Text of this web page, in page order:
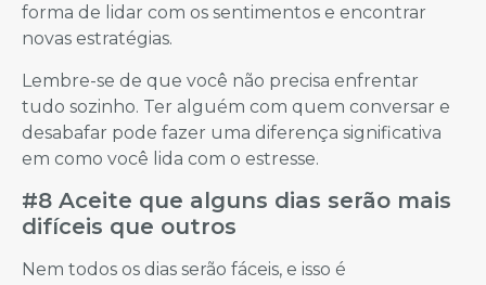
forma de lidar com os sentimentos e encontrar
novas estratégias.
Lembre-se de que você não precisa enfrentar
tudo sozinho. Ter alguém com quem conversar e
desabafar pode fazer uma diferença significativa
em como você lida com o estresse.
#8 Aceite que alguns dias serão mais
difíceis que outros
Nem todos os dias serão fáceis, e isso é